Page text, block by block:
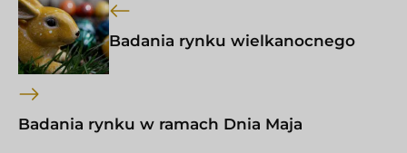
Badania rynku wielkanocnego
Badania rynku w ramach Dnia Maja